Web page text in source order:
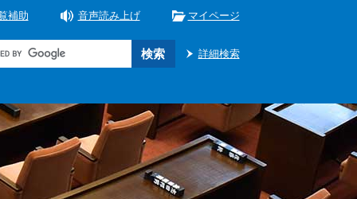
補助 音声読み上げ マイページ
詳細検索